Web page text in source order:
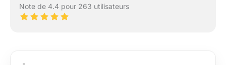
Note de 4.4 pour 263 utilisateurs